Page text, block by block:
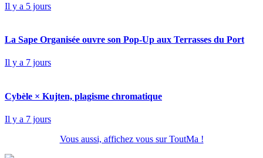
Il y a 5 jours
La Sape Organisée ouvre son Pop-Up aux Terrasses du Port
Il y a 7 jours
Cybèle × Kujten, plagisme chromatique
Il y a 7 jours
Vous aussi, affichez vous sur ToutMa !